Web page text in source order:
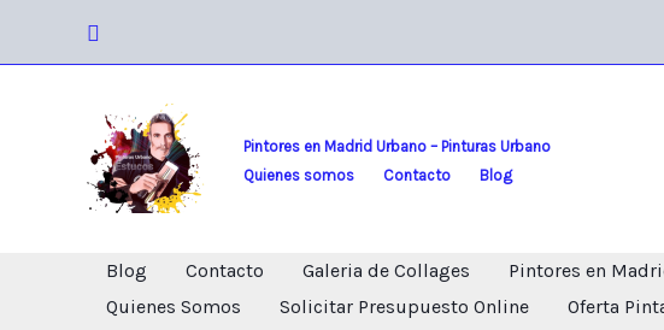
Buscar
Pintores en Madrid Urbano – Pinturas Urbano
Quienes somos
Contacto Blog
Blog Contacto Galeria de Collages Pintores en
Quienes Somos
Solicitar Presupuesto Online Oferta